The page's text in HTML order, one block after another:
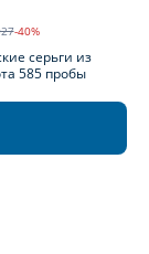
-40%
серьги из
585 пробы